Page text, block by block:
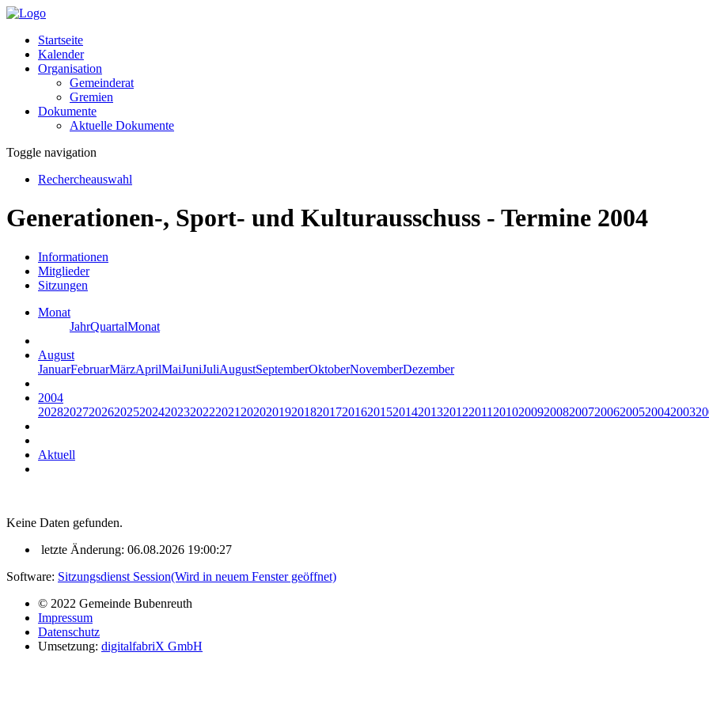
Startseite
Kalender
Organisation
Gemeinderat
Gremien
Dokumente
Aktuelle Dokumente
Toggle navigation
Rechercheauswahl
Generationen-, Sport- und Kulturausschuss - Termine 2004
Informationen
Mitglieder
Sitzungen
Monat
JahrQuartalMonat
August
JanuarFebruarMärzAprilMaiJuniJuliAugustSeptemberOktoberNovemberDezember
2004
20282027202620252024202320222021 2020201920182017201620152014201320122011 20102009200820072006200520042003
Aktuell
Keine Daten gefunden.
letzte Änderung: 06.08.2026 19:00:27
Software: Sitzungsdienst Session(Wird in neuem Fenster geöffnet)
© 2022 Gemeinde Bubenreuth
Impressum
Datenschutz
Umsetzung: digitalfabriX GmbH